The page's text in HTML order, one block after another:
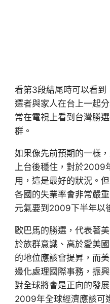
看第3段結尾時可以看到
選者與家人在台上一起
常在電視上看到台灣勝
群。
如果像先前預期的一樣
上台後穩住，對於2009
用，這是最好的狀況。
各國的失業率會非常嚴
元氣要到2009下半年以
歐巴馬的勝選，代表著
於族群意識、高於愛美
的地位應該會提昇，而
邊化處理國際事務，振
對全球將會是正向的發
2009年全球經濟應該可